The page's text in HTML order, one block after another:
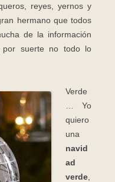
reyes, yernos y
hermano que todos
de la información
por suerte no todo lo
Verde
… Yo
quiero
una
navid
ad
verde